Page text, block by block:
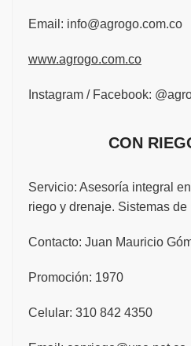
Email: info@agrogo.com.co
www.agrogo.com.co
Instagram / Facebook:
CON
Servicio: Asesoría integral
riego y drenaje. Sistemas de
Contacto: Juan Mauricio
Promoción: 1970
Celular: 310 842 4350